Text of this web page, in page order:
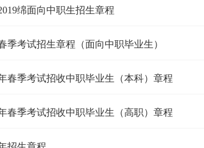
绵面向中职生招生章程
季考试招生章程（面向中职毕业生）
春季考试招收中职毕业生（本科）章程
春季考试招收中职毕业生（高职）章程